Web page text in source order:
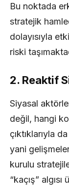
Bu noktada
stratejik
dolayısıyla
riski
2. Reaktif
Siyasal
değil, hangi
çıktıklarıyla
yani
kurulu
“kaçış” algısı